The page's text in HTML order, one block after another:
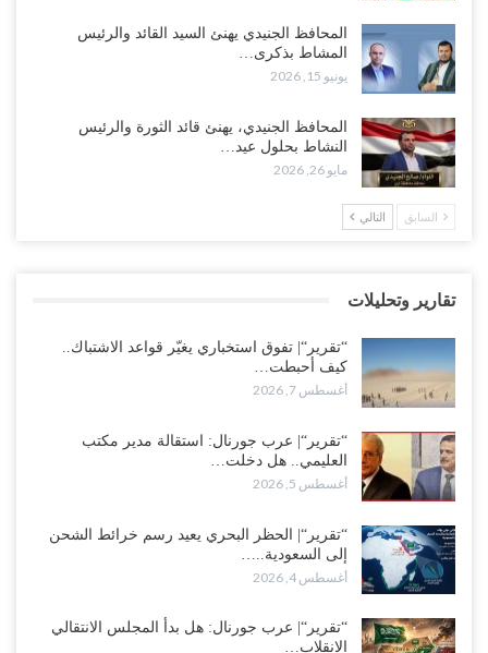
النفط تلتف حول أفريقيا وسفن تعلن: “لا توجد شحنة…
أغسطس 4, 2026
مليون برميل يشعل غضب حضرموت..!
أغسطس 4, 2026
مدير مكتب العليمي يقدم استقالته.. والخلافات تعصف بالرئاسي وصراع
“تعز“| وسط إعادة رسم النفوذ السعودي.. الإصلاح يجدد اتهامه لطارق
بالتهريب وعينه على المحافظ..!
أغسطس 4, 2026
“شبوة“| مع تحشيدات عسكرية تنذر بجولة جديدة مع السعودية.. الإمارات
تعيد تحشيد قواتها في أهم سواحل اليمن على البحر…
أغسطس 4, 2026
أغسطس 4, 2026
“مقالات“| عِنْدَما يَغِيب الأَقربون.. وَتَضِيق بِلَاد الله الوَاسِعَة.. تَبْقَى صَنْعَاء
أغسطس 4, 2026
المحافظ الجنيدي يهنئ السيد القائد والرئيس
المشاط بذكرى…
يونيو 15, 2026
المحافظ الجنيدي، يهنئ قائد الثورة والرئيس
النشاط بحلول عيد…
مايو 26, 2026
السابق التالي
تقارير وتحليلات
“تقرير“| تفوق استخباري يغيّر قواعد الاشتباك..
كيف أحبطت…
أغسطس 7, 2026
“تقرير“| عرب جورنال: استقالة مدير مكتب
العليمي.. هل دخلت…
أغسطس 5, 2026
“تقرير“| الحظر البحري يعيد رسم خرائط الشحن
إلى السعودية..…
أغسطس 4, 2026
“تقرير“| عرب جورنال: هل بدأ المجلس الانتقالي
الانقلاب…